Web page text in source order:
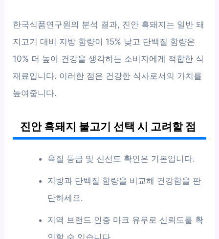
한국식품연구원의 분석 결과, 진안 흑돼지는 일반 돼
지고기 대비 지방 함량이 15% 낮고 단백질 함량은
10% 더 높아 건강을 생각하는 소비자에게 적합한 식
재료입니다. 이러한 점은 건강한 식사로서의 가치를
높여줍니다.
진안 흑돼지 불고기 선택 시 고려할 점
육질 등급 및 신선도 확인은 기본입니다.
지방과 단백질 함량을 비교해 건강함을 판
단하세요.
지역 브랜드 인증 마크 유무로 신뢰도를 확